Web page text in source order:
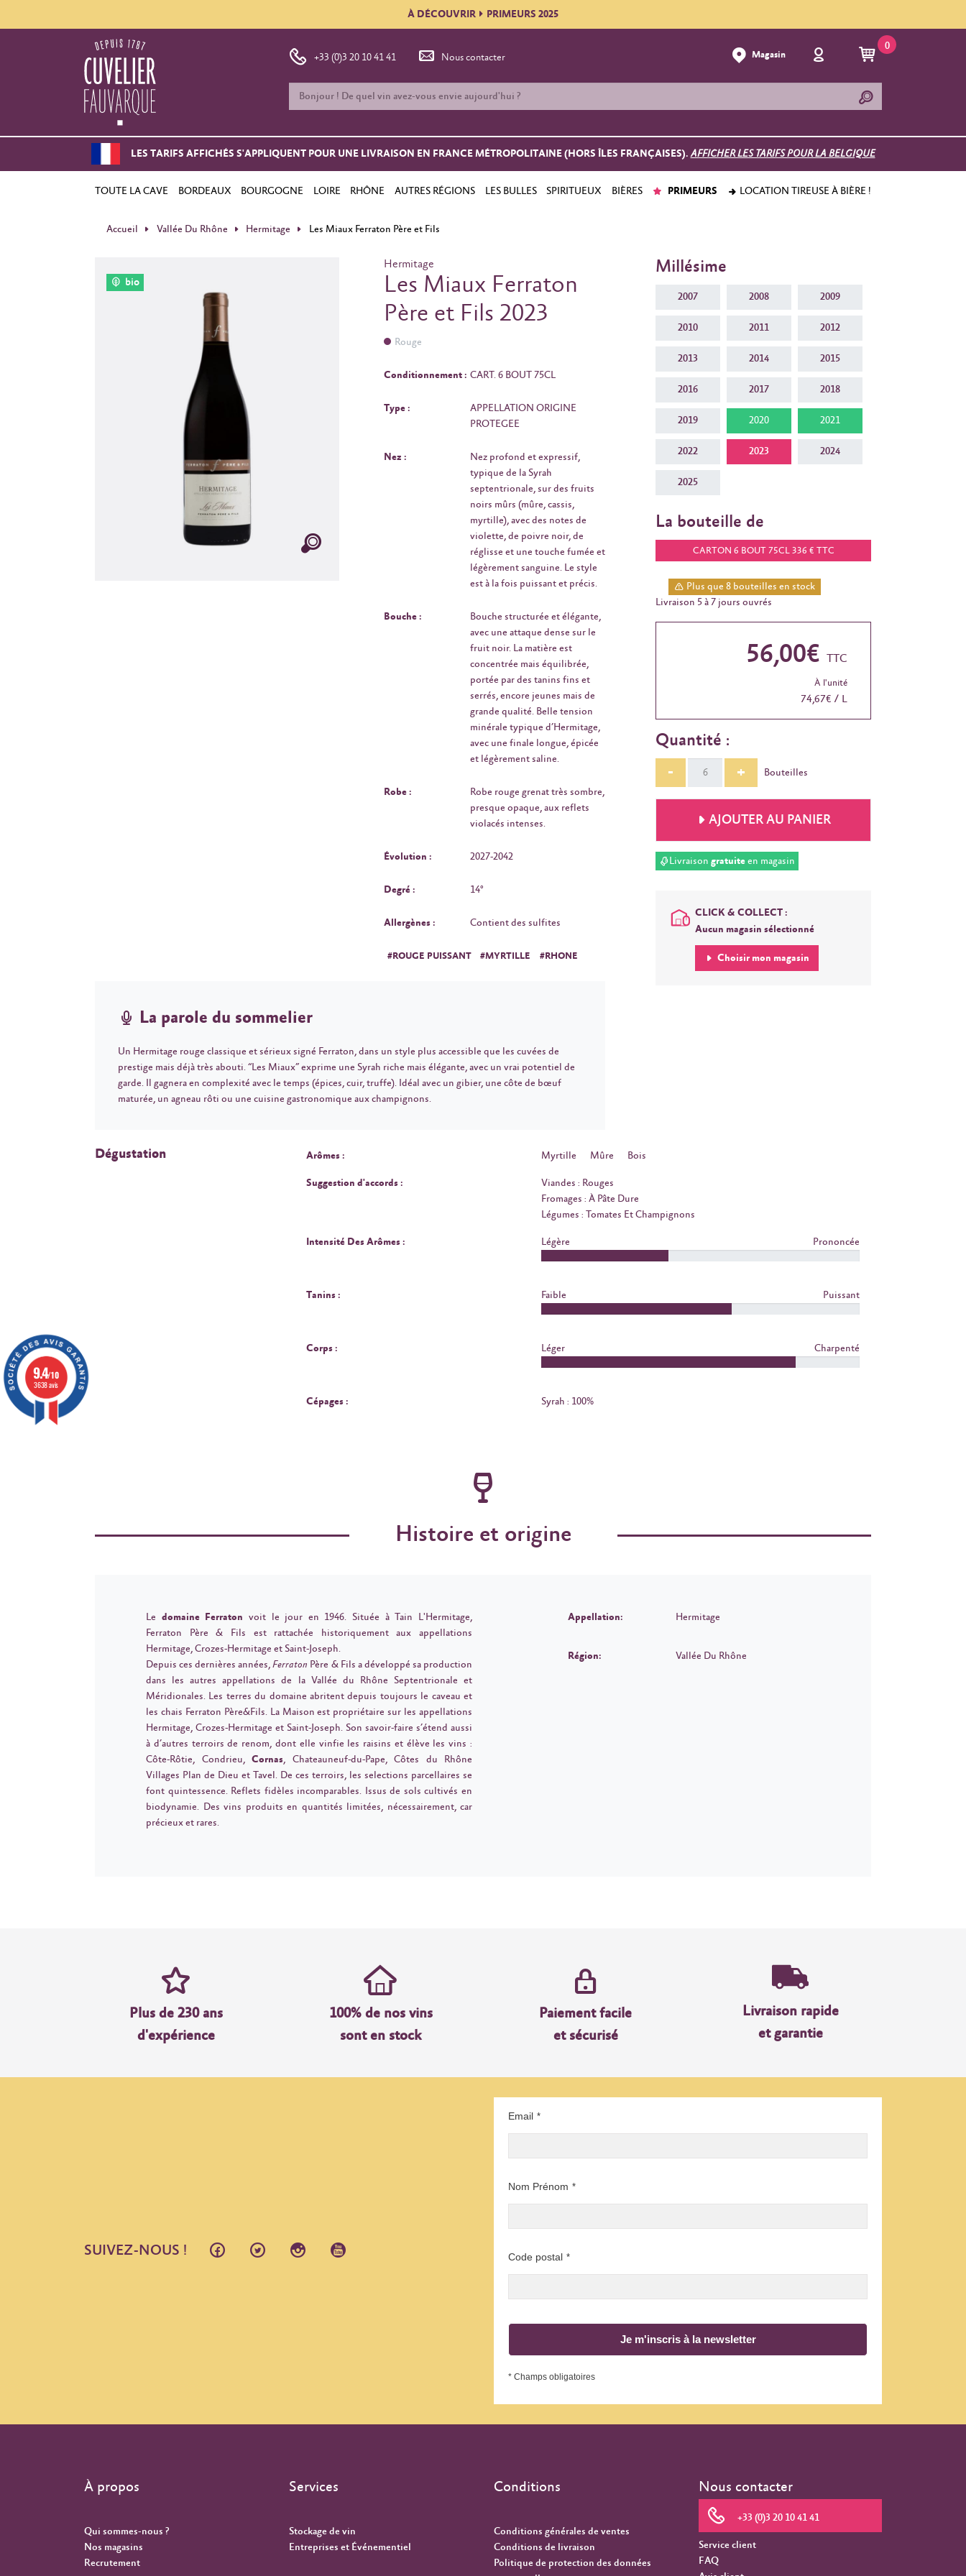
À DÉCOUVRIR PRIMEURS 2025
+33 (0)3 20 10 41 41 Nous contacter Magasin
0
LES TARIFS AFFICHÉS S'APPLIQUENT POUR UNE LIVRAISON EN FRANCE MÉTROPOLITAINE (HORS ÎLES FRANÇAISES).AFFICHER LES TARIFS POUR LA BELGIQUE
TOUTE LA CAVE BORDEAUX BOURGOGNE LOIRE RHÔNE AUTRES RÉGIONS LES BULLES SPIRITUEUX BIÈRES PRIMEURS LOCATION TIREUSE À BIÈRE !
Accueil Vallée Du Rhône Hermitage Les Miaux Ferraton Père et Fils
bio
Hermitage
Les Miaux Ferraton
Père et Fils 2023
Rouge
Conditionnement : CART. 6 BOUT 75CL
Type :
APPELLATION ORIGINE
PROTEGEE
Nez :
Nez profond et expressif,
typique de la Syrah
septentrionale, sur des fruits
noirs mûrs (mûre, cassis,
myrtille), avec des notes de
violette, de poivre noir, de
réglisse et une touche fumée et
légèrement sanguine. Le style
est à la fois puissant et précis.
Bouche :
Bouche structurée et élégante,
avec une attaque dense sur le
fruit noir. La matière est
concentrée mais équilibrée,
portée par des tanins fins et
serrés, encore jeunes mais de
grande qualité. Belle tension
minérale typique d’Hermitage,
avec une finale longue, épicée
et légèrement saline.
Robe :
Robe rouge grenat très sombre,
presque opaque, aux reflets
violacés intenses.
Évolution : 2027-2042
Degré : 14°
Allergènes : Contient des sulfites
#ROUGE PUISSANT #MYRTILLE #RHONE
La parole du sommelier
Un Hermitage rouge classique et sérieux signé Ferraton, dans un style plus accessible que les cuvées de
prestige mais déjà très abouti. “Les Miaux” exprime une Syrah riche mais élégante, avec un vrai potentiel de
garde. Il gagnera en complexité avec le temps (épices, cuir, truffe). Idéal avec un gibier, une côte de bœuf
maturée, un agneau rôti ou une cuisine gastronomique aux champignons.
Millésime
2007 2008 2009
2010 2011 2012
2013 2014 2015
2016 2017 2018
2019 2020 2021
2022 2023 2024
2025
La bouteille de
CARTON 6 BOUT 75CL 336 € TTC
Plus que 8 bouteilles en stock
Livraison 5 à 7 jours ouvrés
56,00€ TTC
À l'unité
74,67€ / L
Quantité :
-
+ Bouteilles
AJOUTER AU PANIER
Livraison gratuiteen magasin
CLICK & COLLECT :
Aucun magasin sélectionné
Choisir mon magasin
Dégustation Arômes : Myrtille Mûre Bois
Suggestion d'accords :
Viandes : Rouges
Fromages : À Pâte Dure
Légumes : Tomates Et Champignons
Intensité Des Arômes : Légère Prononcée
Tanins : Faible Puissant
Corps : Léger Charpenté
Cépages : Syrah : 100%
Histoire et origine
Le domaine Ferraton voit le jour en 1946. Située à Tain L'Hermitage,
Ferraton Père & Fils est rattachée historiquement aux appellations
Hermitage, Crozes-Hermitage et Saint-Joseph.
Depuis ces dernières années,Ferraton Père & Fils a développé sa production
dans les autres appellations de la Vallée du Rhône Septentrionale et
Méridionales. Les terres du domaine abritent depuis toujours le caveau et
les chais Ferraton Père&Fils. La Maison est propriétaire sur les appellations
Hermitage, Crozes-Hermitage et Saint-Joseph. Son savoir-faire s’étend aussi
à d’autres terroirs de renom, dont elle vinfie les raisins et élève les vins :
Côte-Rôtie, Condrieu, Cornas, Chateauneuf-du-Pape, Côtes du Rhône
Villages Plan de Dieu et Tavel. De ces terroirs, les selections parcellaires se
font quintessence. Reflets fidèles incomparables. Issus de sols cultivés en
biodynamie. Des vins produits en quantités limitées, nécessairement, car
précieux et rares.
Appellation: Hermitage
Région: Vallée Du Rhône
Plus de 230 ans
d'expérience
100% de nos vins
sont en stock
Paiement facile
et sécurisé
Livraison rapide
et garantie
SUIVEZ-NOUS !
Email *
Nom Prénom *
Code postal *
Je m'inscris à la newsletter
* Champs obligatoires
À propos
Qui sommes-nous ?
Nos magasins
Recrutement
Services
Stockage de vin
Entreprises et Événementiel
Conditions
Conditions générales de ventes
Conditions de livraison
Politique de protection des données
Nous contacter
+33 (0)3 20 10 41 41
Service client
FAQ
9.4/10
3638 avis